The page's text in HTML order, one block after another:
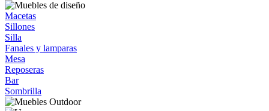
Macetas
Sillones
Silla
Fanales y lamparas
Mesa
Reposeras
Bar
Sombrilla